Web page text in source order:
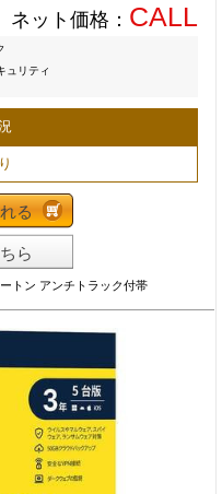
ネット価格： CALL
ュリティ
る
ら
トン アンチトラック付帯